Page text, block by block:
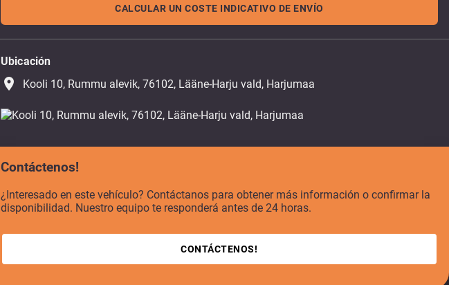
CALCULAR UN COSTE INDICATIVO DE ENVÍO
Ubicación
place Kooli 10, Rummu alevik, 76102, Lääne-Harju vald, Harjumaa
Contáctenos!
¿Interesado en este vehículo? Contáctanos para obtener más información o confirmar la
disponibilidad. Nuestro equipo te responderá antes de 24 horas.
CONTÁCTENOS!